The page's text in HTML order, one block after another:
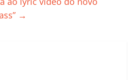
p a k h
→